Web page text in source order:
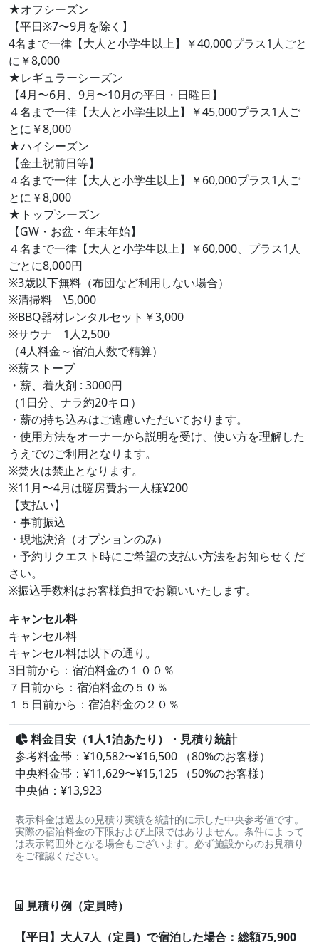
★オフシーズン
【平日※7〜9月を除く】
4名まで一律【大人と小学生以上】￥40,000プラス1人ごと
に￥8,000
★レギュラーシーズン
【4月〜6月、9月〜10月の平日・日曜日】
４名まで一律【大人と小学生以上】￥45,000プラス1人ご
とに￥8,000
★ハイシーズン
【金土祝前日等】
４名まで一律【大人と小学生以上】￥60,000プラス1人ご
とに￥8,000
★トップシーズン
【GW・お盆・年末年始】
４名まで一律【大人と小学生以上】￥60,000、プラス1人
ごとに8,000円
※3歳以下無料（布団など利用しない場合）
※清掃料 \5,000
※BBQ器材レンタルセット￥3,000
※サウナ 1人2,500
（4人料金～宿泊人数で精算）
※薪ストーブ
・薪、着火剤 : 3000円
（1日分、ナラ約20キロ）
・薪の持ち込みはご遠慮いただいております。
・使用方法をオーナーから説明を受け、使い方を理解した
うえでのご利用となります。
※焚火は禁止となります。
※11月〜4月は暖房費お一人様¥200
【支払い】
・事前振込
・現地決済（オプションのみ）
・予約リクエスト時にご希望の支払い方法をお知らせくだ
さい。
※振込手数料はお客様負担でお願いいたします。
キャンセル料
キャンセル料
キャンセル料は以下の通り。
3日前から：宿泊料金の１００％
７日前から：宿泊料金の５０％
１５日前から：宿泊料金の２０％
料金目安（1人1泊あたり）・見積り統計
参考料金帯：¥10,582〜¥16,500 （80%のお客様）
中央料金帯：¥11,629〜¥15,125 （50%のお客様）
中央値：¥13,923
表示料金は過去の見積り実績を統計的に示した中央参考値です。
実際の宿泊料金の下限および上限ではありません。条件によって
は表示範囲外となる場合もございます。必ず施設からのお見積り
をご確認ください。
見積り例（定員時）
【平日】大人7人（定員）で宿泊した場合：総額75,900